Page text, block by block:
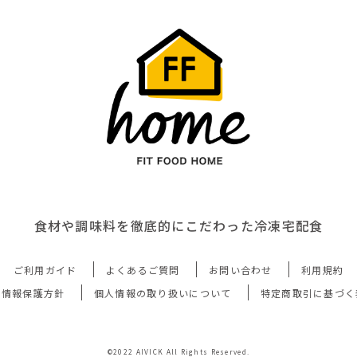
食材や調味料を徹底的にこだわった冷凍宅配食
ご利用ガイド よくあるご質問 お問い合わせ
利用規約
報保護方針
個人情報の取り扱いについて 特定商取引に基づ
©2022 AIVICK All Rights Reserved.